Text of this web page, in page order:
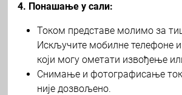
4. Понашање у сали:
Током представе молимо за
Искључите мобилне телефоне и
који могу ометати извођење
Снимање и фотографисање
није дозвољено.